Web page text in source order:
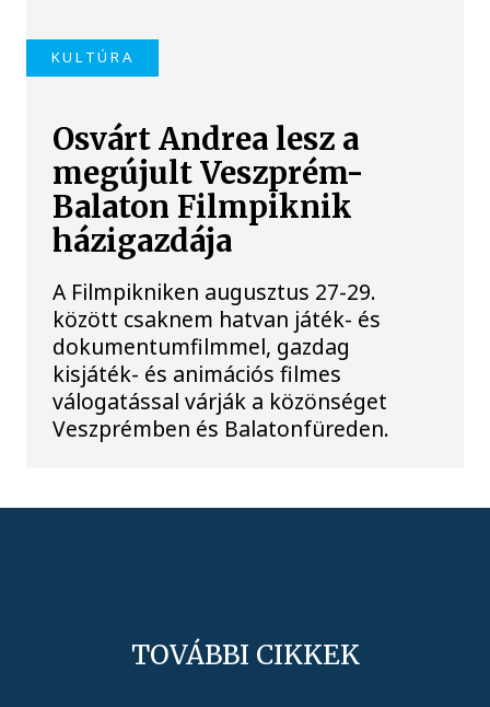
KULTÚRA
Osvárt Andrea lesz a
megújult Veszprém-
Balaton Filmpiknik
házigazdája
A Filmpikniken augusztus 27-29.
között csaknem hatvan játék- és
dokumentumfilmmel, gazdag
kisjáték- és animációs filmes
válogatással várják a közönséget
Veszprémben és Balatonfüreden.
TOVÁBBI CIKKEK